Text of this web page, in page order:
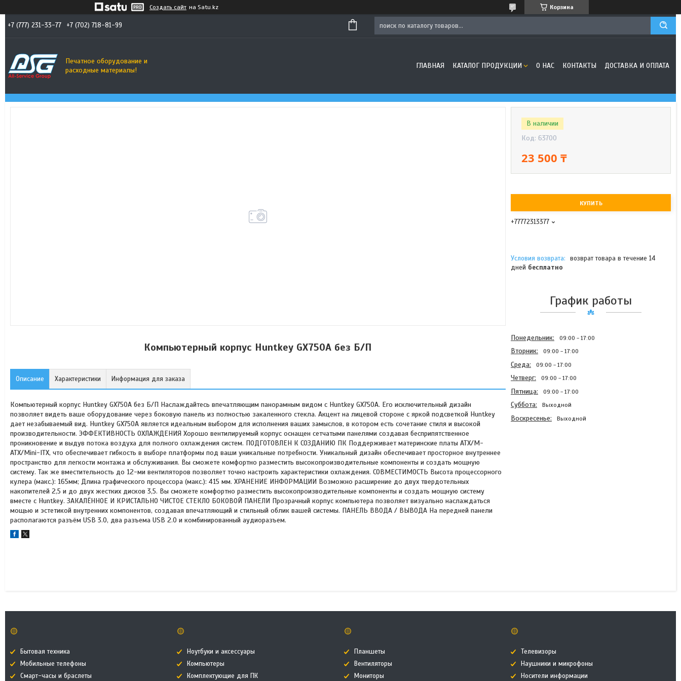
Создать сайт на Satu.kz Корзина
+7 (777) 231-33-77 +7 (702) 718-81-99
Печатное оборудование и
расходные материалы!
ГЛАВНАЯ КАТАЛОГ ПРОДУКЦИИ О НАС КОНТАКТЫ ДОСТАВКА И ОПЛАТА
Компьютерный корпус Huntkey GX750A без Б/П
Описание Характеристики Информация для заказа
Компьютерный корпус Huntkey GX750A без Б/П Наслаждайтесь впечатляющим панорамным видом с Huntkey GX750A. Его исключительный дизайн
позволяет видеть ваше оборудование через боковую панель из полностью закаленного стекла. Акцент на лицевой стороне с яркой подсветкой Huntkey
дает незабываемый вид. Huntkey GX750A является идеальным выбором для исполнения ваших замыслов, в котором есть сочетание стиля и высокой
производительности. ЭФФЕКТИВНОСТЬ ОХЛАЖДЕНИЯ Хорошо вентилируемый корпус оснащен сетчатыми панелями создавая бесприпятственное
проникновение и выдув потока воздуха для полного охлаждения систем. ПОДГОТОВЛЕН К СОЗДАНИЮ ПК Поддерживает материнские платы ATX/M-
ATX/Mini-ITX, что обеспечивает гибкость в выборе платформы под ваши уникальные потребности. Уникальный дизайн обеспечивает просторное внутреннее
пространство для легкости монтажа и обслуживания. Вы сможете комфортно разместить высокопроизводительные компоненты и создать мощную
систему. Так же вместительность до 12-ми вентиляторов позволяет точно настроить характеристики охлаждения. СОВМЕСТИМОСТЬ Высота процессорного
кулера (макс.): 165мм; Длина графического процессора (макс.): 415 мм. ХРАНЕНИЕ ИНФОРМАЦИИ Возможно расширение до двух твердотельных
накопителей 2,5 и до двух жестких дисков 3,5. Вы сможете комфортно разместить высокопроизводительные компоненты и создать мощную систему
вместе с Huntkey. ЗАКАЛЁННОЕ И КРИСТАЛЬНО ЧИСТОЕ СТЕКЛО БОКОВОЙ ПАНЕЛИ Прозрачный корпус компьютера позволяет визуально наслаждаться
мощью и эстетикой внутренних компонентов, создавая впечатляющий и стильный облик вашей системы. ПАНЕЛЬ ВВОДА / ВЫВОДА На передней панели
располагаются разъём USB 3.0, два разъема USB 2.0 и комбинированный аудиоразъем.
В наличии
Код: 63700
23 500 ₸
КУПИТЬ
+77772313377
возврат товара в течение 14
дней бесплатно
График работы
Понедельник 09:00 17:00
Вторник 09:00 17:00
Среда 09:00 17:00
Четверг 09:00 17:00
Пятница 09:00 17:00
Суббота Выходной
Воскресенье Выходной
🟡
Бытовая техника
Мобильные телефоны
Смарт-часы и браслеты
🟡
Ноутбуки и аксессуары
Компьютеры
Комплектующие для ПК
🟡
Планшеты
Вентиляторы
Мониторы
🟡
Телевизоры
Наушники и микрофоны
Носители информации